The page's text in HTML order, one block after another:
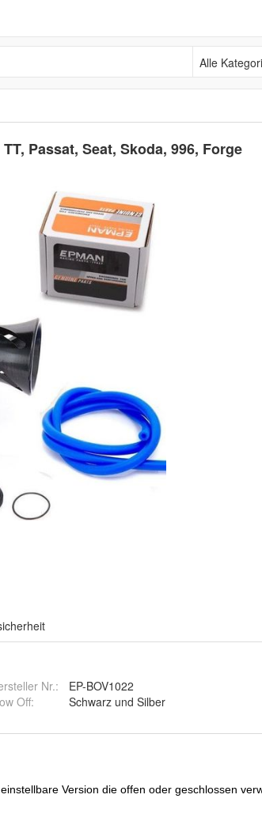
Alle Kategorien
Passat, Seat, Skoda, 996, Forge
Nr.:
EP-BOV1022
Off: Schwarz und Silber